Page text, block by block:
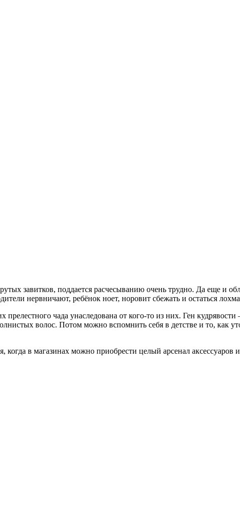
завитков, поддается расчесыванию очень трудно. Да еще и
нервничают, ребёнок ноет, норовит сбежать и остаться
чада унаследована от кого-то из них. Ген
волос. Потом можно вспомнить себя в детстве и то, как
в магазинах можно приобрести целый арсенал аксессуаров